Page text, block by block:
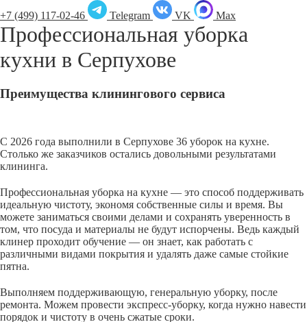
+7 (499) 117-02-46
Telegram VK Max
Профессиональная уборка
кухни в Серпухове
Преимущества клинингового сервиса
С 2026 года выполнили в Серпухове 36 уборок на кухне.
Столько же заказчиков остались довольными результатами
клининга.
Профессиональная уборка на кухне — это способ поддерживать
идеальную чистоту, экономя собственные силы и время. Вы
можете заниматься своими делами и сохранять уверенность в
том, что посуда и материалы не будут испорчены. Ведь каждый
клинер проходит обучение — он знает, как работать с
различными видами покрытия и удалять даже самые стойкие
пятна.
Выполняем поддерживающую, генеральную уборку, после
ремонта. Можем провести экспресс-уборку, когда нужно навести
порядок и чистоту в очень сжатые сроки.